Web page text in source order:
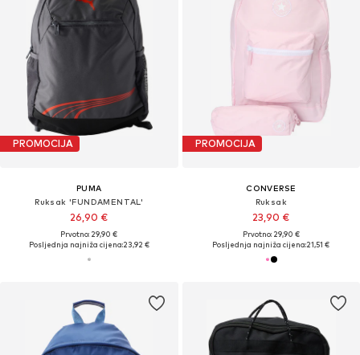
PROMOCIJA
PUMA
Ruksak 'FUNDAMENTAL'
26,90 €
Prvotno: 29,90 €
Posljednja najniža cijena:23,92 €
PROMOCIJA
CONVERSE
Ruksak
23,90 €
Prvotno: 29,90 €
Posljednja najniža cijena:21,51 €